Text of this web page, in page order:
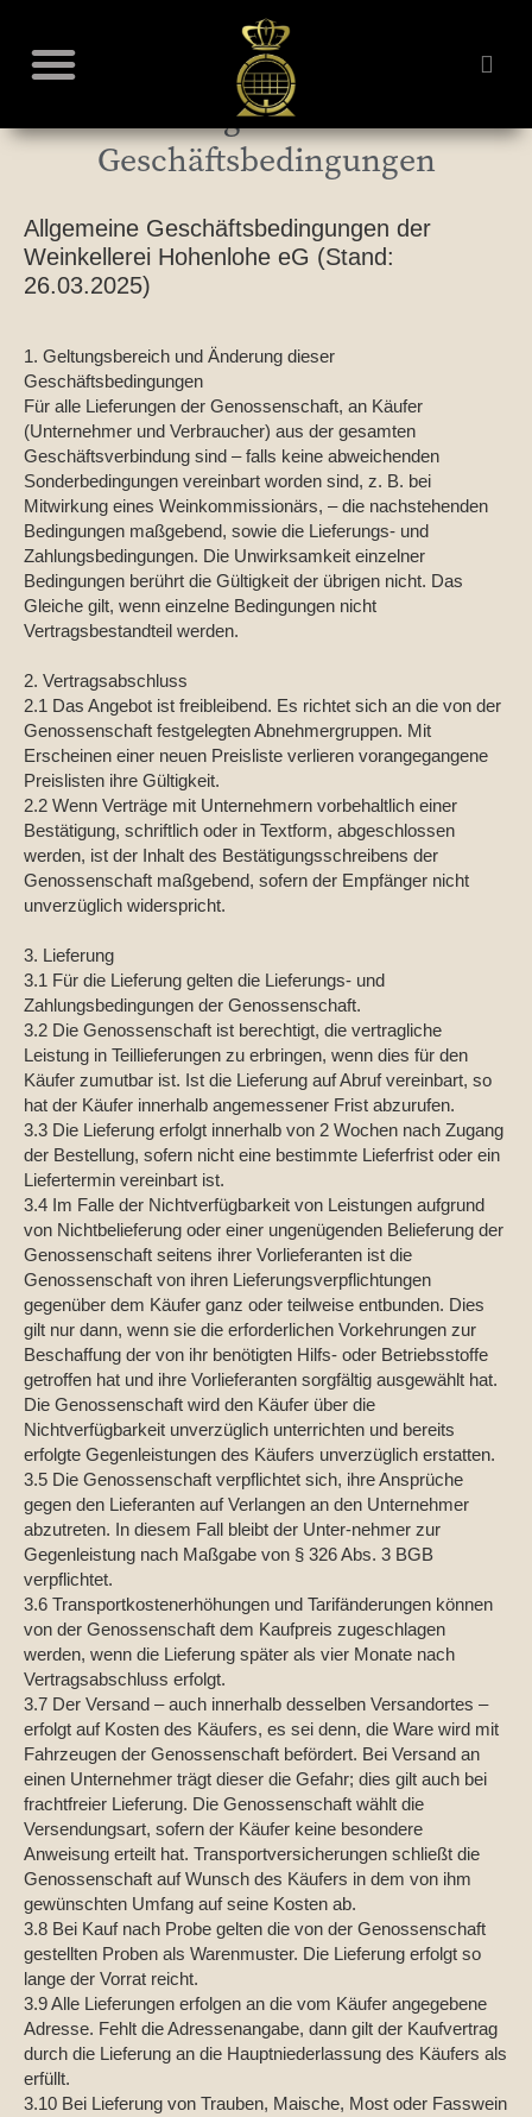
Allgemeine
Geschäftsbedingungen
Allgemeine Geschäftsbedingungen der
Weinkellerei Hohenlohe eG (Stand:
26.03.2025)
1. Geltungsbereich und Änderung dieser
Geschäftsbedingungen
Für alle Lieferungen der Genossenschaft, an Käufer
(Unternehmer und Verbraucher) aus der gesamten
Geschäftsverbindung sind – falls keine abweichenden
Sonderbedingungen vereinbart worden sind, z. B. bei
Mitwirkung eines Weinkommissionärs, – die nachstehenden
Bedingungen maßgebend, sowie die Lieferungs- und
Zahlungsbedingungen. Die Unwirksamkeit einzelner
Bedingungen berührt die Gültigkeit der übrigen nicht. Das
Gleiche gilt, wenn einzelne Bedingungen nicht
Vertragsbestandteil werden.
2. Vertragsabschluss
2.1 Das Angebot ist freibleibend. Es richtet sich an die von der
Genossenschaft festgelegten Abnehmergruppen. Mit
Erscheinen einer neuen Preisliste verlieren vorangegangene
Preislisten ihre Gültigkeit.
2.2 Wenn Verträge mit Unternehmern vorbehaltlich einer
Bestätigung, schriftlich oder in Textform, abgeschlossen
werden, ist der Inhalt des Bestätigungsschreibens der
Genossenschaft maßgebend, sofern der Empfänger nicht
unverzüglich widerspricht.
3. Lieferung
3.1 Für die Lieferung gelten die Lieferungs- und
Zahlungsbedingungen der Genossenschaft.
3.2 Die Genossenschaft ist berechtigt, die vertragliche
Leistung in Teillieferungen zu erbringen, wenn dies für den
Käufer zumutbar ist. Ist die Lieferung auf Abruf vereinbart, so
hat der Käufer innerhalb angemessener Frist abzurufen.
3.3 Die Lieferung erfolgt innerhalb von 2 Wochen nach Zugang
der Bestellung, sofern nicht eine bestimmte Lieferfrist oder ein
Liefertermin vereinbart ist.
3.4 Im Falle der Nichtverfügbarkeit von Leistungen aufgrund
von Nichtbelieferung oder einer ungenügenden Belieferung der
Genossenschaft seitens ihrer Vorlieferanten ist die
Genossenschaft von ihren Lieferungsverpflichtungen
gegenüber dem Käufer ganz oder teilweise entbunden. Dies
gilt nur dann, wenn sie die erforderlichen Vorkehrungen zur
Beschaffung der von ihr benötigten Hilfs- oder Betriebsstoffe
getroffen hat und ihre Vorlieferanten sorgfältig ausgewählt hat.
Die Genossenschaft wird den Käufer über die
Nichtverfügbarkeit unverzüglich unterrichten und bereits
erfolgte Gegenleistungen des Käufers unverzüglich erstatten.
3.5 Die Genossenschaft verpflichtet sich, ihre Ansprüche
gegen den Lieferanten auf Verlangen an den Unternehmer
abzutreten. In diesem Fall bleibt der Unter-nehmer zur
Gegenleistung nach Maßgabe von § 326 Abs. 3 BGB
verpflichtet.
3.6 Transportkostenerhöhungen und Tarifänderungen können
von der Genossenschaft dem Kaufpreis zugeschlagen
werden, wenn die Lieferung später als vier Monate nach
Vertragsabschluss erfolgt.
3.7 Der Versand – auch innerhalb desselben Versandortes –
erfolgt auf Kosten des Käufers, es sei denn, die Ware wird mit
Fahrzeugen der Genossenschaft befördert. Bei Versand an
einen Unternehmer trägt dieser die Gefahr; dies gilt auch bei
frachtfreier Lieferung. Die Genossenschaft wählt die
Versendungsart, sofern der Käufer keine besondere
Anweisung erteilt hat. Transportversicherungen schließt die
Genossenschaft auf Wunsch des Käufers in dem von ihm
gewünschten Umfang auf seine Kosten ab.
3.8 Bei Kauf nach Probe gelten die von der Genossenschaft
gestellten Proben als Warenmuster. Die Lieferung erfolgt so
lange der Vorrat reicht.
3.9 Alle Lieferungen erfolgen an die vom Käufer angegebene
Adresse. Fehlt die Adressenangabe, dann gilt der Kaufvertrag
durch die Lieferung an die Hauptniederlassung des Käufers als
erfüllt.
3.10 Bei Lieferung von Trauben, Maische, Most oder Fasswein